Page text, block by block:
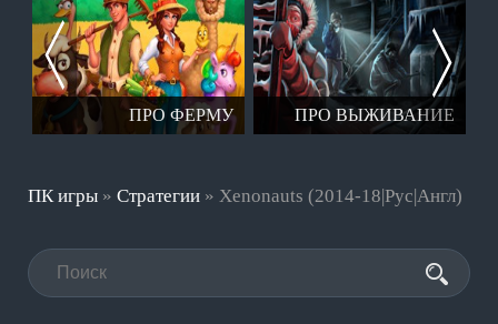
ПРО ФЕРМУ ПРО ВЫЖИВАНИЕ
ПК игры » Стратегии » Xenonauts (2014-18|Рус|Англ)